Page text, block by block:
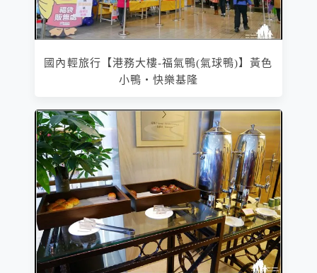
國內輕旅行【港務大樓-福氣鴨(氣球鴨)】黃色
小鴨‧快樂基隆